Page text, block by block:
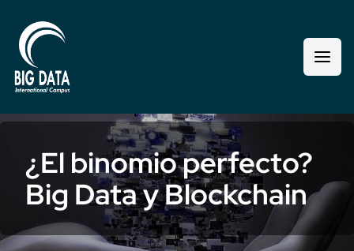
¿El binomio perfecto?
Big Data y Blockchain